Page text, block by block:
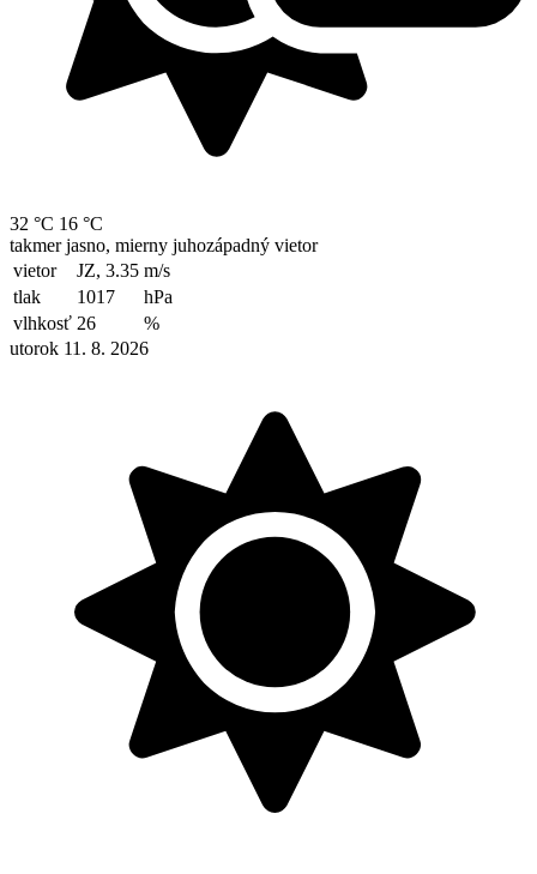
32 °C 16 °C
takmer jasno, mierny juhozápadný vietor
vietor
JZ, 3.35 m/s
tlak
1017
hPa
vlhkosť 26
%
utorok 11. 8. 2026